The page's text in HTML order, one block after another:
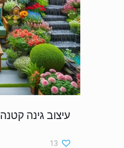
עיצוב גינה קטנה
13